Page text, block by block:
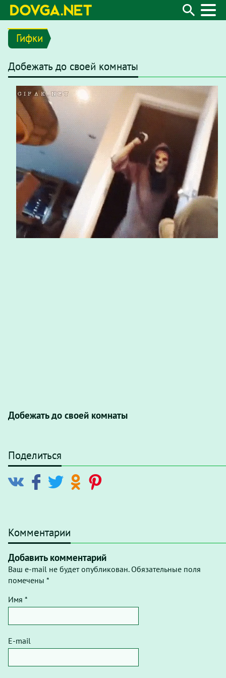
Гифки
Добежать до своей комнаты
Добежать до своей комнаты
Поделиться
Комментарии
Добавить комментарий
Ваш e-mail не будет опубликован. Обязательные поля
помечены *
Имя *
E-mail